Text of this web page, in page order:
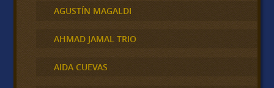
AGUSTÍN MAGALDI
AHMAD JAMAL TRIO
AIDA CUEVAS